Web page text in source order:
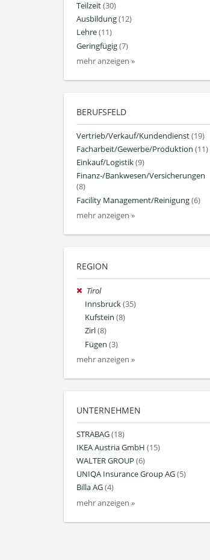
Teilzeit(30)
Ausbildung(12)
Lehre(11)
Geringfügig(7)
mehr anzeigen »
BERUFSFELD
Vertrieb/Verkauf/Kundendienst(19)
Facharbeit/Gewerbe/Produktion (11)
Einkauf/Logistik(9)
Finanz-/Bankwesen/Versicherungen
(8)
Facility Management/Reinigung(6)
mehr anzeigen »
REGION
Tirol
Innsbruck(35)
Kufstein (8)
Zirl(8)
Fügen (3)
mehr anzeigen »
UNTERNEHMEN
STRABAG(18)
IKEA Austria GmbH (15)
WALTER GROUP (6)
UNIQA Insurance Group AG(5)
Billa AG(4)
mehr anzeigen »